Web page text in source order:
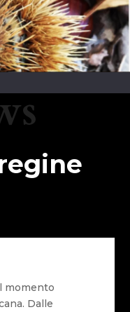
momento
Dalle